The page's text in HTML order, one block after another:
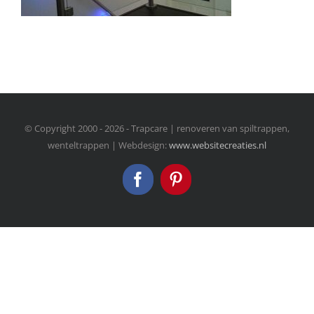
© Copyright 2000 -2026 - Trapcare | renoveren van spiltrappen,
wenteltrappen | Webdesign:www.websitecreaties.nl
FacebookPinterest